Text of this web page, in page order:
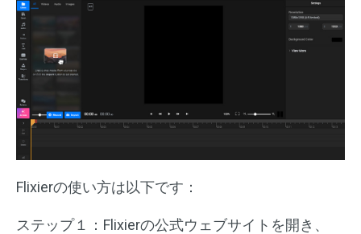
Flixierの使い方は以下です：
ステップ１：Flixierの公式ウェブサイトを開き、